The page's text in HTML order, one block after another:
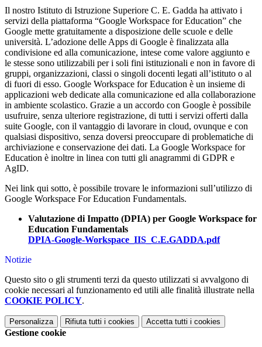
Il nostro Istituto di Istruzione Superiore C. E. Gadda ha attivato i
servizi della piattaforma “Google Workspace for Education” che
Google mette gratuitamente a disposizione delle scuole e delle
università. L’adozione delle Apps di Google è finalizzata alla
condivisione ed alla comunicazione, intese come valore aggiunto e
le stesse sono utilizzabili per i soli fini istituzionali e non in favore di
gruppi, organizzazioni, classi o singoli docenti legati all’istituto o al
di fuori di esso. Google Workspace for Education è un insieme di
applicazioni web dedicate alla comunicazione ed alla collaborazione
in ambiente scolastico. Grazie a un accordo con Google è possibile
usufruire, senza ulteriore registrazione, di tutti i servizi offerti dalla
suite Google, con il vantaggio di lavorare in cloud, ovunque e con
qualsiasi dispositivo, senza doversi preoccupare di problematiche di
archiviazione e conservazione dei dati. La Google Workspace for
Education è inoltre in linea con tutti gli anagrammi di GDPR e
AgID.
Nei link qui sotto, è possibile trovare le informazioni sull’utilizzo di
Google Workspace For Education Fundamentals.
Valutazione di Impatto (DPIA) per Google Workspace for
Education Fundamentals
DPIA-Google-Workspace_IIS_C.E.GADDA.pdf
Notizie
Questo sito o gli strumenti terzi da questo utilizzati si avvalgono di
cookie necessari al funzionamento ed utili alle finalità illustrate nella
COOKIE POLICY.
Personalizza Rifiuta tutti i cookies Accetta tutti i cookies
Gestione cookie